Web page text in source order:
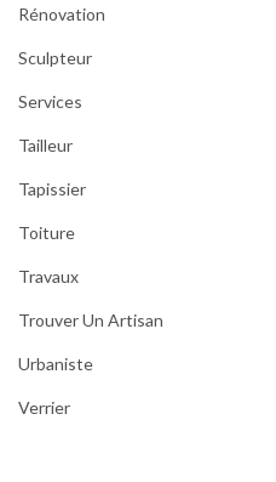
Rénovation
Sculpteur
Services
Tailleur
Tapissier
Toiture
Travaux
Trouver Un Artisan
Urbaniste
Verrier